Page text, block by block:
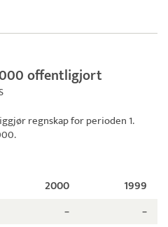
offentligjort
regnskap for perioden 1.
2000 1999
–
–